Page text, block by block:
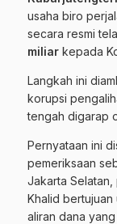
usaha biro
secara resmi
miliar kepada
Langkah ini
korupsi
tengah digarap
Pernyataan ini
pemeriksaan
Jakarta
Khalid
aliran dana